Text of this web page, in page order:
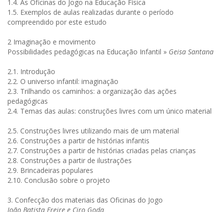
1.4. As Oficinas do Jogo na Educação Física
1.5. Exemplos de aulas realizadas durante o período
compreendido por este estudo
2 Imaginação e movimento
Possibilidades pedagógicas na Educação Infantil » Geisa Santana
2.1. Introdução
2.2. O universo infantil: imaginação
2.3. Trilhando os caminhos: a organização das ações
pedagógicas
2.4. Temas das aulas: construções livres com um único material
2.5. Construções livres utilizando mais de um material
2.6. Construções a partir de histórias infantis
2.7. Construções a partir de histórias criadas pelas crianças
2.8. Construções a partir de ilustrações
2.9. Brincadeiras populares
2.10. Conclusão sobre o projeto
3. Confecção dos materiais das Oficinas do Jogo
João Batista Freire e Ciro Goda